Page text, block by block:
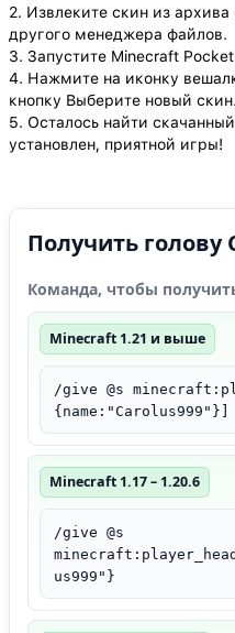
2. Извлеките скин из
другого менеджера файлов.
3. Запустите Minecraft
4. Нажмите на иконку
кнопку Выберите новый скин.
5. Осталось найти
установлен, приятной игры!
Получить голову
Команда, чтобы
Minecraft 1.21 и выше
/give @s
{name:"Carolus999"}]
Minecraft 1.17 – 1.20.6
/give @s
us999"}